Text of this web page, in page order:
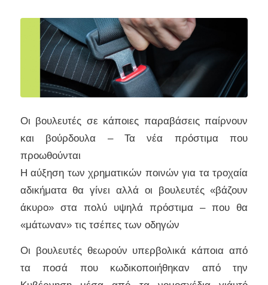
Οι βουλευτές σε κάποιες παραβάσεις παίρνουν
και βούρδουλα – Τα νέα πρόστιμα που
προωθούνται
Η αύξηση των χρηματικών ποινών για τα τροχαία
αδικήματα θα γίνει αλλά οι βουλευτές «βάζουν
άκυρο» στα πολύ υψηλά πρόστιμα – που θα
«μάτωναν» τις τσέπες των οδηγών
Οι βουλευτές θεωρούν υπερβολικά κάποια από
τα ποσά που κωδικοποιήθηκαν από την